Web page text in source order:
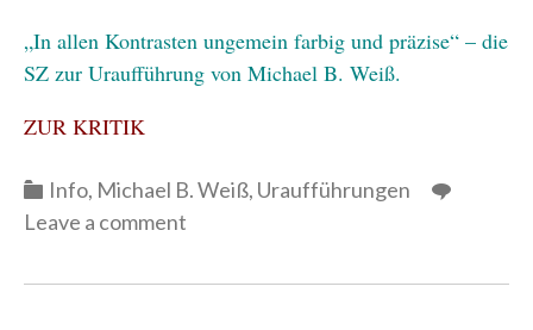
„In allen Kontrasten ungemein farbig und präzise“ – die
SZ zur Uraufführung von Michael B. Weiß.
ZUR KRITIK
Categories
Info, Michael B. Weiß, Uraufführungen
Leave a comment